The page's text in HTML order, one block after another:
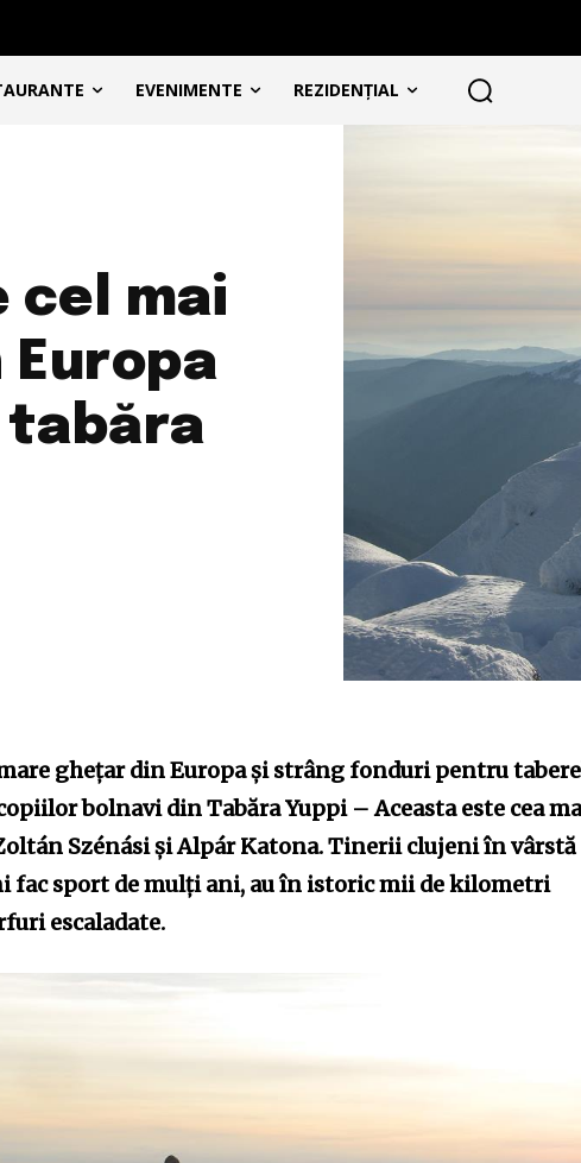
EVENIMENTE REZIDENȚIAL
cel mai
tabăra
ghețar din Europa și strâng fonduri pentru
bolnavi din Tabăra Yuppi – Aceasta este cea
Szénási și Alpár Katona. Tinerii clujeni în vârstă
fac sport de mulți ani, au în istoric mii de kilometri
escaladate.